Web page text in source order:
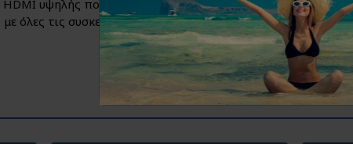
υψηλής ποιότητας
όλες τις συσκευές HDMI